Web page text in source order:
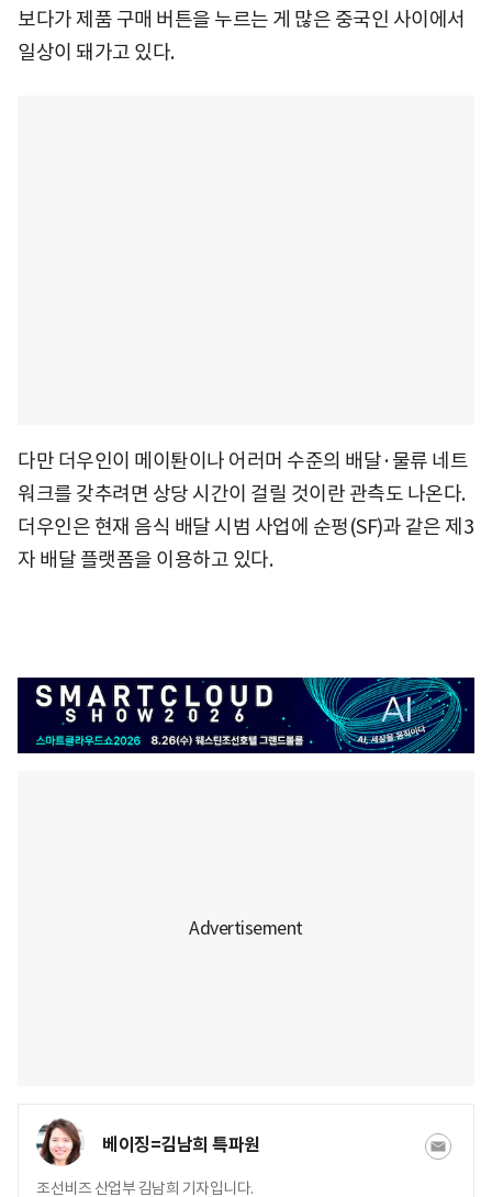
보다가 제품 구매 버튼을 누르는 게 많은 중국인 사이에서
일상이 돼가고 있다.
다만 더우인이 메이퇀이나 어러머 수준의 배달·물류 네트
워크를 갖추려면 상당 시간이 걸릴 것이란 관측도 나온다.
더우인은 현재 음식 배달 시범 사업에 순펑(SF)과 같은 제3
자 배달 플랫폼을 이용하고 있다.
베이징=김남희 특파원
조선비즈 산업부 김남희 기자입니다.